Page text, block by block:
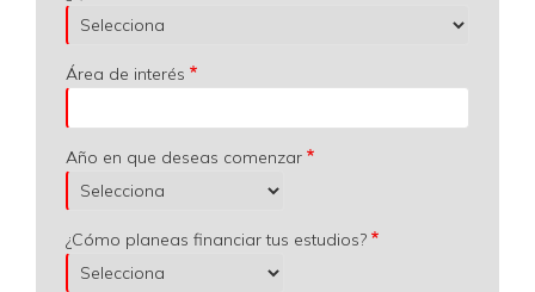
Área de interés
Año en que deseas comenzar
¿Cómo planeas financiar tus estudios?